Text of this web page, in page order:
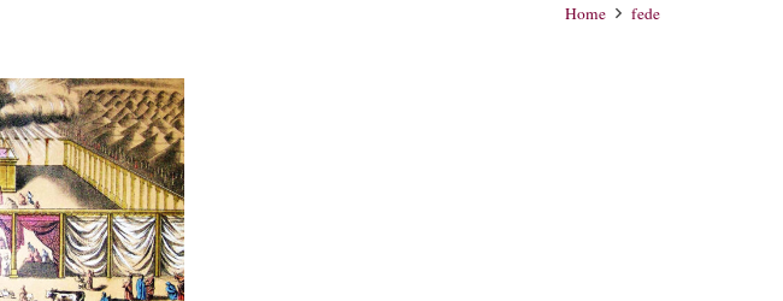
Home fede